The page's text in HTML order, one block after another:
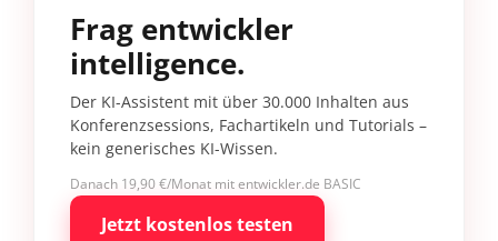
Frag entwickler
intelligence.
Der KI-Assistent mit über 30.000 Inhalten aus
Konferenzsessions, Fachartikeln und Tutorials –
kein generisches KI-Wissen.
Danach 19,90 €/Monat mit entwickler.de BASIC
Jetzt kostenlos testen